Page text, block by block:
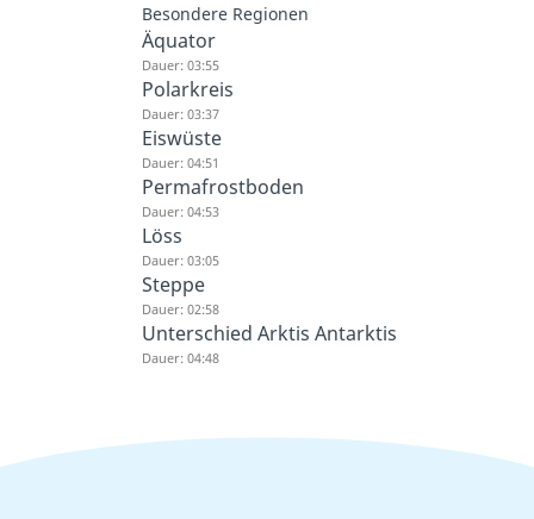
Besondere Regionen
Äquator
Dauer: 03:55
Polarkreis
Dauer: 03:37
Eiswüste
Dauer: 04:51
Permafrostboden
Dauer: 04:53
Löss
Dauer: 03:05
Steppe
Dauer: 02:58
Unterschied Arktis Antarktis
Dauer: 04:48